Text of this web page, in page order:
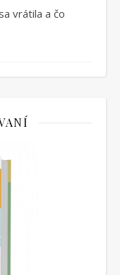
vrátila a čo